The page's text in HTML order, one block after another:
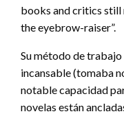
books and critics still
the eyebrow-raiser”.
Su método de
incansable (tomaba
notable capacidad
novelas están